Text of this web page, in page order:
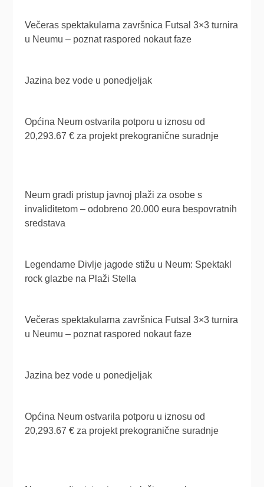
Večeras spektakularna završnica Futsal 3×3 turnira
u Neumu – poznat raspored nokaut faze
Jazina bez vode u ponedjeljak
Općina Neum ostvarila potporu u iznosu od
20,293.67 € za projekt prekogranične suradnje
Neum gradi pristup javnoj plaži za osobe s
invaliditetom – odobreno 20.000 eura bespovratnih
sredstava
Legendarne Divlje jagode stižu u Neum: Spektakl
rock glazbe na Plaži Stella
Večeras spektakularna završnica Futsal 3×3 turnira
u Neumu – poznat raspored nokaut faze
Jazina bez vode u ponedjeljak
Općina Neum ostvarila potporu u iznosu od
20,293.67 € za projekt prekogranične suradnje